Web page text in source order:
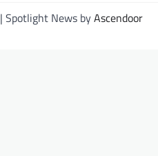
| Spotlight News byAscendoor